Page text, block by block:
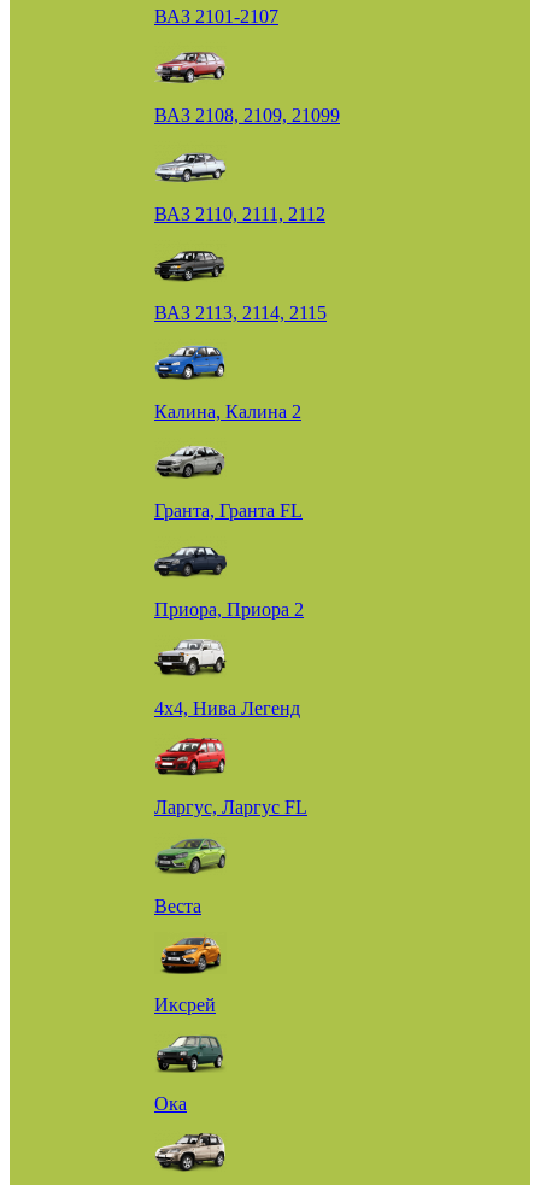
ВАЗ 2101-2107
ВАЗ 2108, 2109, 21099
ВАЗ 2110, 2111, 2112
ВАЗ 2113, 2114, 2115
Калина, Калина 2
Гранта, Гранта FL
Приора, Приора 2
4х4, Нива Легенд
Ларгус, Ларгус FL
Веста
Иксрей
Ока